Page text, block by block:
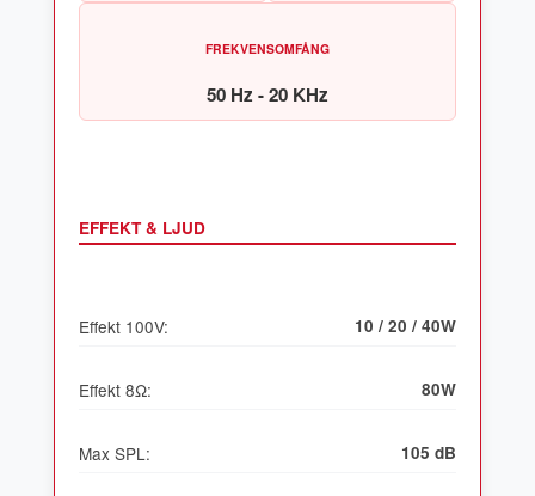
FREKVENSOMFÅNG
50 Hz - 20 KHz
EFFEKT & LJUD
Effekt 100V: 10 / 20 / 40W
Effekt 8Ω: 80W
Max SPL: 105 dB